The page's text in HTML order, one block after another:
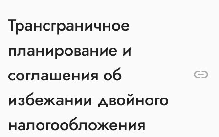
Трансграничное
планирование и
соглашения об
избежании двойного
налогообложения